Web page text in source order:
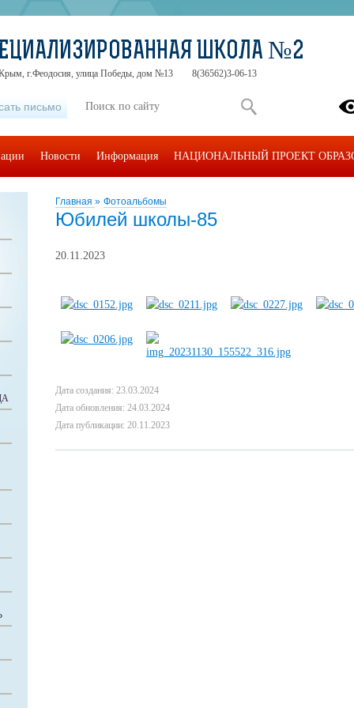
Главная » Фотоальбомы
Юбилей школы-85
20.11.2023
Дата создания: 23.03.2024
Дата обновления: 24.03.2024
Дата публикации: 20.11.2023
ШКОЛА №2
г.Феодосия, улица Победы, дом №13 8(36562)3-06-13
письмо
Новости Информация НАЦИОНАЛЬНЫЙ ПРОЕКТ